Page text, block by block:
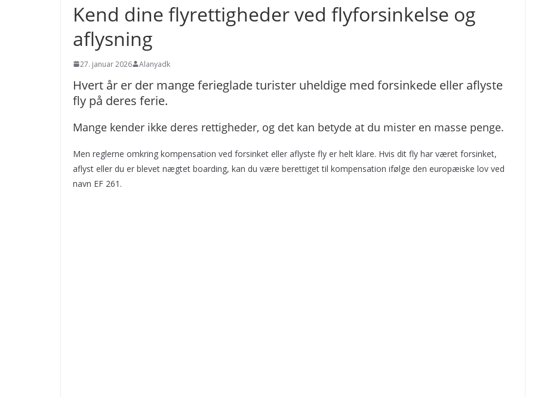
Kend dine flyrettigheder ved flyforsinkelse og
aflysning
27. januar 2026 Alanyadk
Hvert år er der mange ferieglade turister uheldige med forsinkede eller aflyste
fly på deres ferie.
Mange kender ikke deres rettigheder, og det kan betyde at du mister en masse penge.
Men reglerne omkring kompensation ved forsinket eller aflyste fly er helt klare. Hvis dit fly har været forsinket,
aflyst eller du er blevet nægtet boarding, kan du være berettiget til kompensation ifølge den europæiske lov ved
navn EF 261.